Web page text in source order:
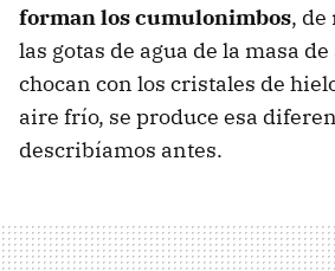
forman los cumulonimbos, de
las gotas de agua de la masa
chocan con los cristales de
aire frío, se produce esa
describíamos antes.